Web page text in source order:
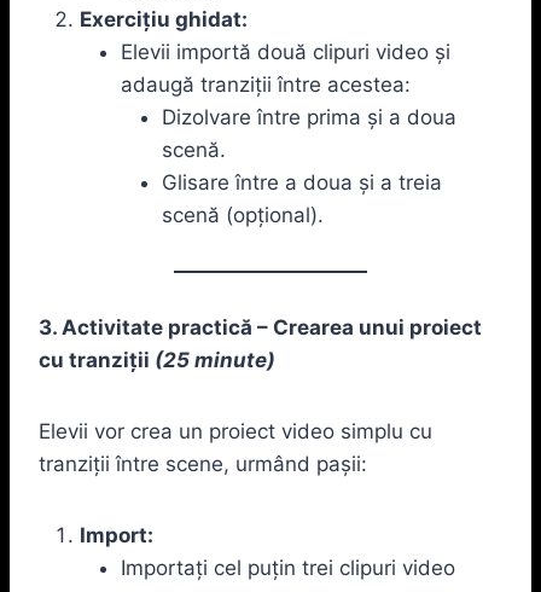
Exercițiu ghidat:
Elevii importă două clipuri video și
adaugă tranziții între acestea:
Dizolvare între prima și a doua
scenă.
Glisare între a doua și a treia
scenă (opțional).
3. Activitate practică – Crearea unui proiect
cu tranziții (25 minute)
Elevii vor crea un proiect video simplu cu
tranziții între scene, urmând pașii:
Import:
Importați cel puțin trei clipuri video